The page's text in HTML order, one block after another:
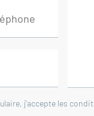
G. Les
:
j'accepte les